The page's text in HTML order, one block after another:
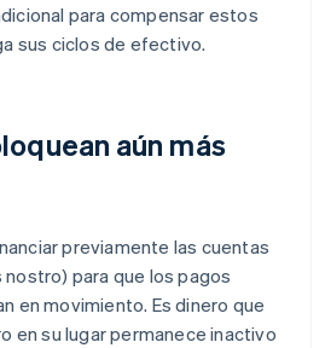
para compensar estos
sus ciclos de efectivo.
aún más
previamente las cuentas
para que los pagos
en movimiento. Es dinero que
en su lugar permanece inactivo